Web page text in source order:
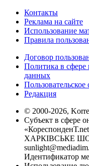
Контакты
Реклама на сайте
Использование
Правила
Договор
Политика в сфере
данных
Пользовательское
Редакция
© 2000-2026,
Субъект в сфере
ХАРКІВСЬКЕ
Идентификатор